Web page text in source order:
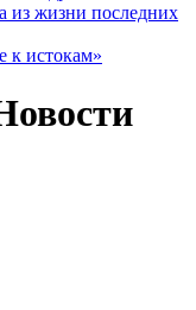
из жизни последних
к истокам»